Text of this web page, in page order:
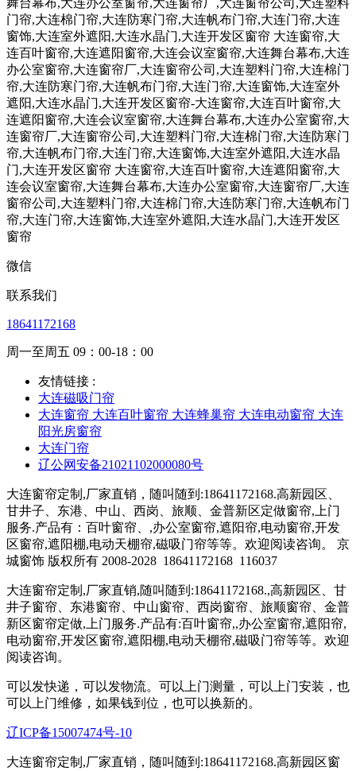
微信
联系我们
18641172168
周一至周五 09：00-18：00
友情链接 :
大连磁吸门帘
大连窗帘 大连百叶窗帘 大连蜂巢帘 大连电动窗帘 大连
阳光房窗帘
大连门帘
辽公网安备21021102000080号
大连窗帘定制,厂家直销，随叫随到:18641172168.高新园区、
甘井子、东港、中山、西岗、旅顺、金普新区定做窗帘,上门
服务.产品有：百叶窗帘、,办公室窗帘,遮阳帘,电动窗帘,开发
区窗帘,遮阳棚,电动天棚帘,磁吸门帘等等。欢迎阅读咨询。 京
城窗饰 版权所有 2008-2028 18641172168 116037
大连窗帘定制,厂家直销,随叫随到:18641172168.,高新园区、甘
井子窗帘、东港窗帘、中山窗帘、西岗窗帘、旅顺窗帘、金普
新区窗帘定做,上门服务.产品有:百叶窗帘,,办公室窗帘,遮阳帘,
电动窗帘,开发区窗帘,遮阳棚,电动天棚帘,磁吸门帘等等。欢迎
阅读咨询。
可以发快递，可以发物流。可以上门测量，可以上门安装，也
可以上门维修，如果钱到位，也可以换新的。
辽ICP备15007474号-10
大连窗帘定制,厂家直销，随叫随到:18641172168.高新园区窗